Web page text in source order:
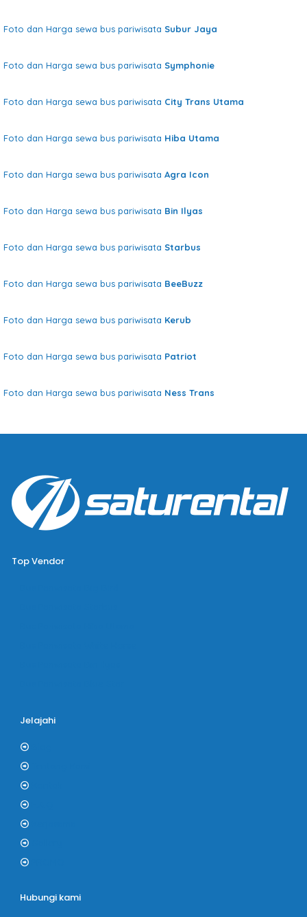
Foto dan Harga sewa bus pariwisata Subur Jaya
Foto dan Harga sewa bus pariwisata Symphonie
Foto dan Harga sewa bus pariwisata City Trans Utama
Foto dan Harga sewa bus pariwisata Hiba Utama
Foto dan Harga sewa bus pariwisata Agra Icon
Foto dan Harga sewa bus pariwisata Bin Ilyas
Foto dan Harga sewa bus pariwisata Starbus
Foto dan Harga sewa bus pariwisata BeeBuzz
Foto dan Harga sewa bus pariwisata Kerub
Foto dan Harga sewa bus pariwisata Patriot
Foto dan Harga sewa bus pariwisata Ness Trans
Top Vendor
Jelajahi
Hubungi kami